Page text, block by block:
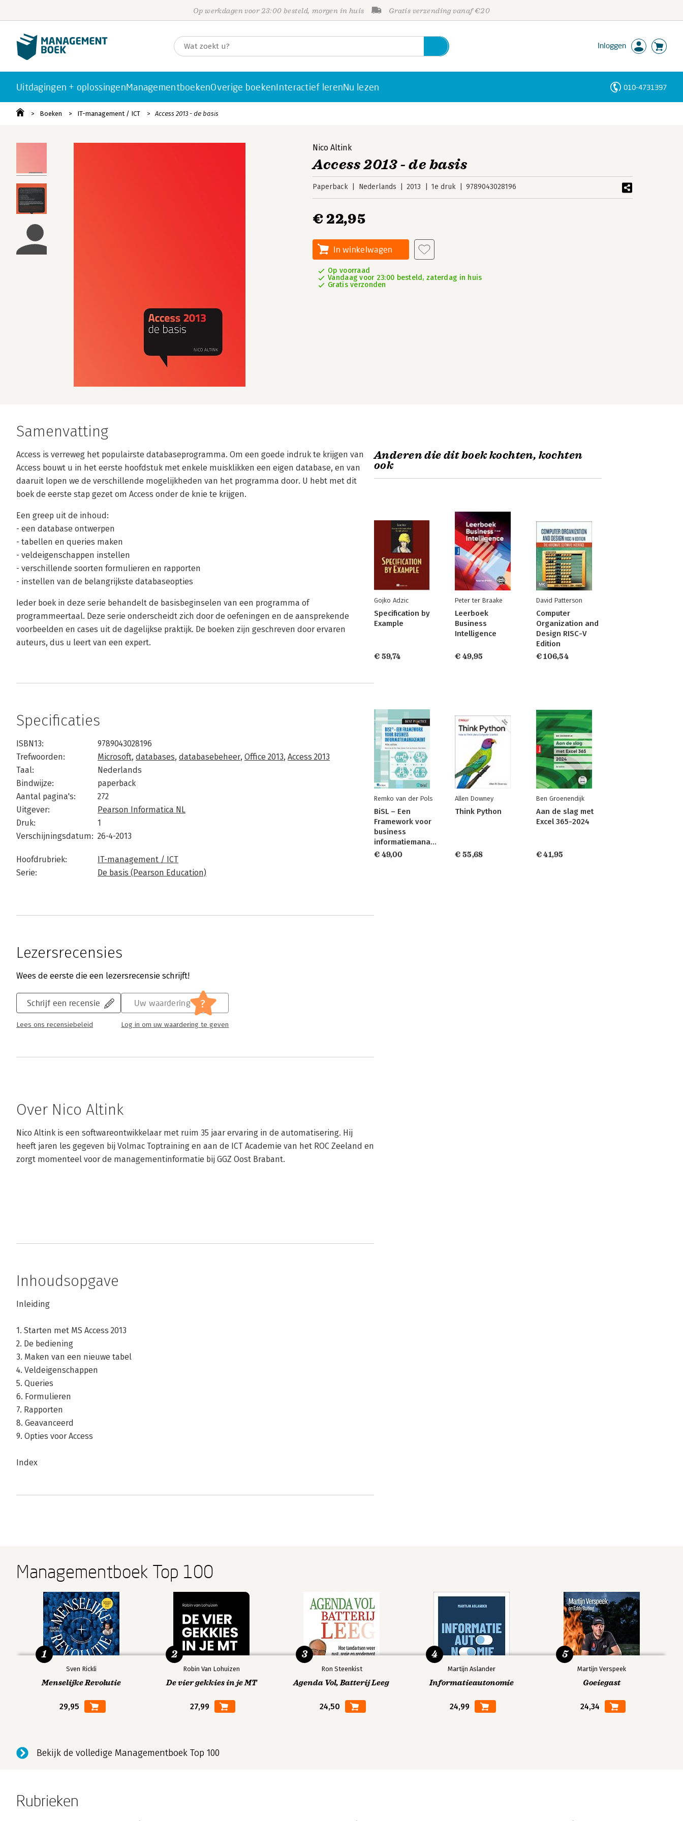
Op werkdagen voor 23:00 besteld, morgen in huis Gratis verzending vanaf €20
Inloggen
Uitdagingen + oplossingenManagementboekenOverige boekenInteractief lerenNu lezen 010-4731397
Boeken IT-management / ICT Access 2013 - de basis
Nico Altink
Access 2013 - de basis
Paperback Nederlands 2013 1e druk 9789043028196
€ 22,95
In winkelwagen
Op voorraad
Vandaag voor 23:00 besteld, zaterdag in huis
Gratis verzonden
Samenvatting
Access is verreweg het populairste databaseprogramma. Om een goede indruk te krijgen van
Access bouwt u in het eerste hoofdstuk met enkele muisklikken een eigen database, en van
daaruit lopen we de verschillende mogelijkheden van het programma door. U hebt met dit
boek de eerste stap gezet om Access onder de knie te krijgen.
Een greep uit de inhoud:
- een database ontwerpen
- tabellen en queries maken
- veldeigenschappen instellen
- verschillende soorten formulieren en rapporten
- instellen van de belangrijkste databaseopties
Ieder boek in deze serie behandelt de basisbeginselen van een programma of
programmeertaal. Deze serie onderscheidt zich door de oefeningen en de aansprekende
voorbeelden en cases uit de dagelijkse praktijk. De boeken zijn geschreven door ervaren
auteurs, dus u leert van een expert.
Specificaties
ISBN13:
9789043028196
Trefwoorden:
Microsoft, databases, databasebeheer, Office 2013, Access 2013
Taal:
Nederlands
Bindwijze:
paperback
Aantal pagina's:
272
Uitgever:
Pearson Informatica NL
Druk:
1
Verschijningsdatum: 26-4-2013
Hoofdrubriek:
IT-management / ICT
Serie:
De basis (Pearson Education)
Lezersrecensies
Wees de eerste die een lezersrecensie schrijft!
Schrijf een recensie
Lees ons recensiebeleid
Uw waardering ?
Log in om uw waardering te geven
Over Nico Altink
Nico Altink is een softwareontwikkelaar met ruim 35 jaar ervaring in de automatisering. Hij
heeft jaren les gegeven bij Volmac Toptraining en aan de ICT Academie van het ROC Zeeland en
zorgt momenteel voor de managementinformatie bij GGZ Oost Brabant.
Inhoudsopgave
Inleiding
1. Starten met MS Access 2013
2. De bediening
3. Maken van een nieuwe tabel
4. Veldeigenschappen
5. Queries
6. Formulieren
7. Rapporten
8. Geavanceerd
9. Opties voor Access
Index
Anderen die dit boek kochten, kochten
ook
Gojko Adzic
Specification by
Example
€ 59,74
Peter ter Braake
Leerboek
Business
Intelligence
€ 49,95
David Patterson
Computer
Organization and
Design RISC-V
Edition
€ 106,54
Remko van der Pols
BiSL – Een
Framework voor
business
informatiemanagement
€ 49,00
Allen Downey
Think Python
€ 55,68
Ben Groenendijk
Aan de slag met
Excel 365-2024
€ 41,95
Managementboek Top 100
Sven Rickli
Menselijke Revolutie
29,95
1
Robin Van Lohuizen
De vier gekkies in je MT
27,99
2
Ron Steenkist
Agenda Vol, Batterij Leeg
24,50
3
Martijn Aslander
Informatieautonomie
24,99
4
Martijn Verspeek
Goeiegast
24,34
5
Bekijk de volledige Managementboek Top 100
Rubrieken
Personen